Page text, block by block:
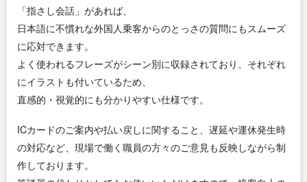
「指さし会話」があれば、
日本語に不慣れな外国人乗客からのとっさの質問にもスムーズ
に応対できます。
よく使われるフレーズがシーン別に収録されており、それぞれ
にイラストも付いているため、
直感的・視覚的にも分かりやすい仕様です。
ICカードのご案内や払い戻しに関すること、遅延や運休発生時
の対応など、現場で働く職員の方々のご意見も反映しながら制
作しております。